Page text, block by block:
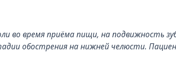
время приёма пищи, на подвижность
обострения на нижней челюсти.